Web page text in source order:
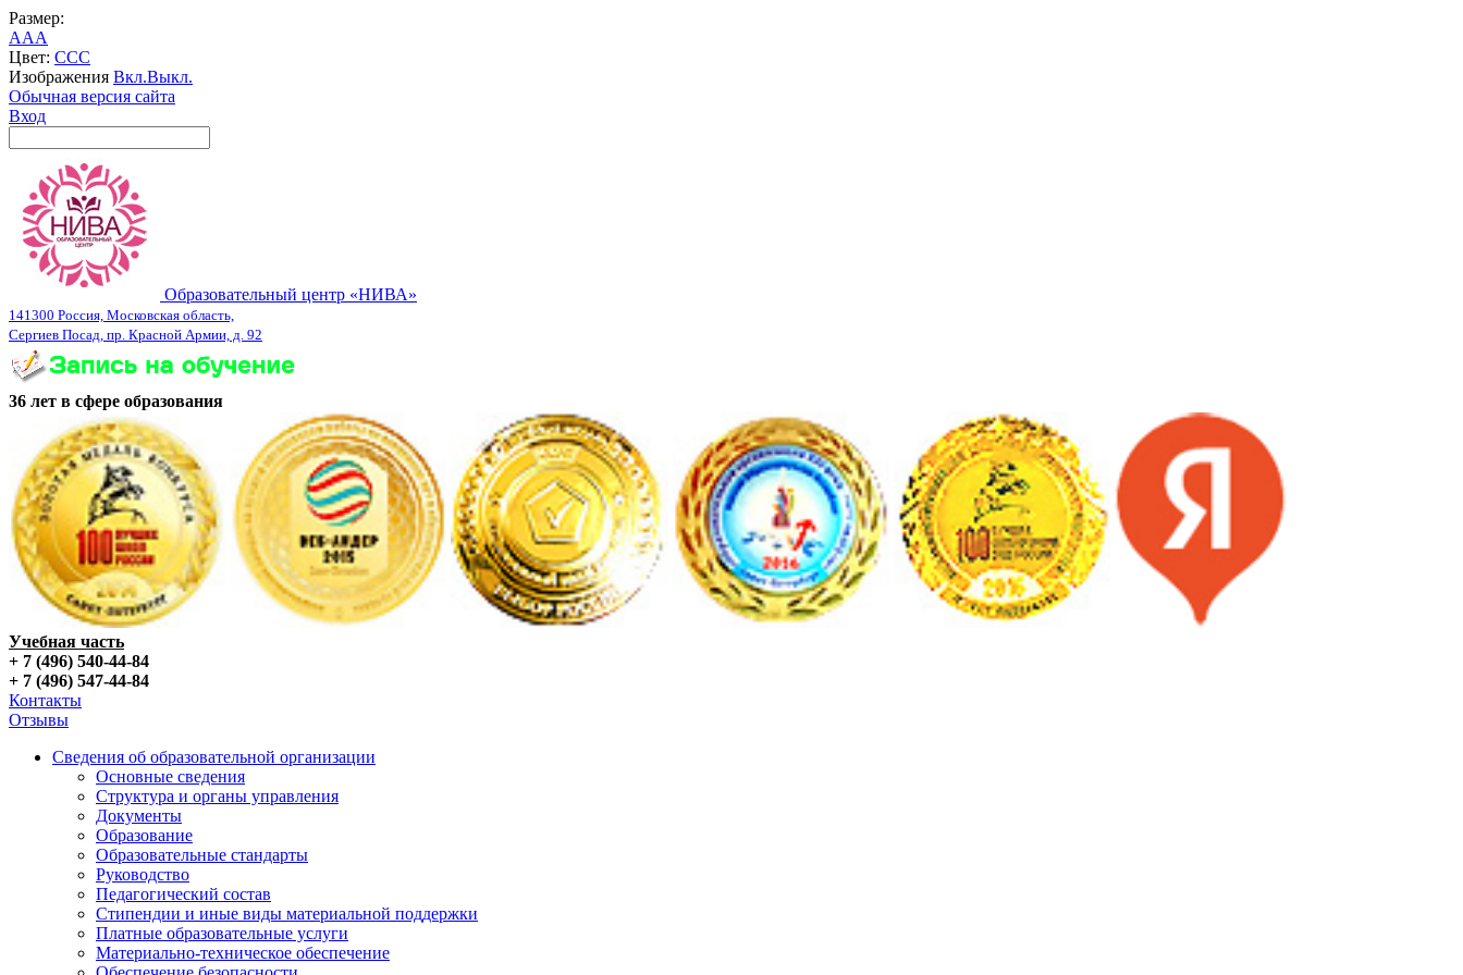
Размер:
AAA
Цвет: CCC
Изображения Вкл.Выкл.
Обычная версия сайта
Вход
Образовательный центр «НИВА»
141300 Россия, Московская область,
Сергиев Посад, пр. Красной Армии, д. 92
36 лет в сфере образования
Учебная часть
+ 7 (496) 540-44-84
+ 7 (496) 547-44-84
Контакты
Отзывы
Сведения об образовательной организации
Основные сведения
Структура и органы управления
Документы
Образование
Образовательные стандарты
Руководство
Педагогический состав
Стипендии и иные виды материальной поддержки
Платные образовательные услуги
Материально-техническое обеспечение